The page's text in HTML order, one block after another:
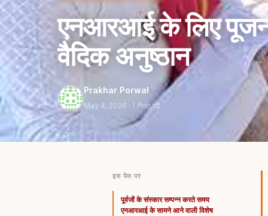
एनआरआई के लिए पूजन
वैदिक अनुष्ठान
Prakhar Porwal
May 4, 2026 · 1 मिनट पढ़ें
इस पेज पर
पूर्वजों के संस्कार सम्पन्न करते समय
एनआरआई के सामने आने वाली विशेष